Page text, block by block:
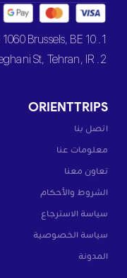
1. 10 Rue d’Albanie, 1060 Brussels, BE
2. L2, 141 Taleghani St, Tehran, IR
ORIENTTRIPS
اتصل بنا
معلومات عنا
تعاون معنا
الشروط والأحكام
سياسة الاسترجاع
سياسة الخصوصية
المدونة